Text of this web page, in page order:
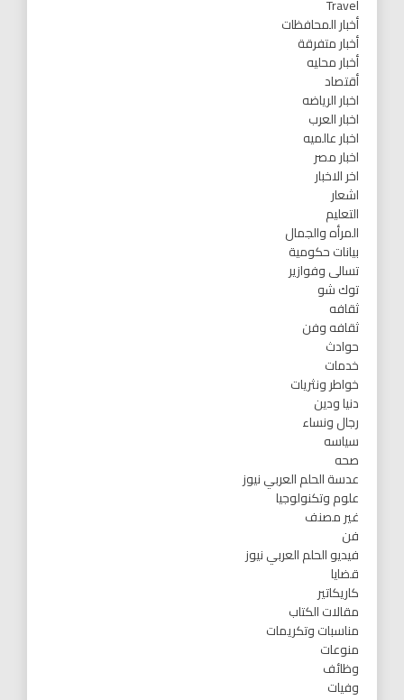
Travel
أخبار المحافظات
أخبار متفرقة
أخبار محليه
أقتصاد
اخبار الرياضه
اخبار العرب
اخبار عالميه
اخبار مصر
اخر الاخبار
اشعار
التعليم
المرأه والجمال
بيانات حكومية
تسالى وفوازير
توك شو
ثقافه
ثقافه وفن
حوادث
خدمات
خواطر ونثريات
دنيا ودين
رجال ونساء
سياسه
صحه
عدسة الحلم العربي نيوز
علوم وتكنولوجيا
غير مصنف
فن
فيديو الحلم العربي نيوز
قضايا
كاريكاتير
مقالات الكتاب
مناسبات وتكريمات
منوعات
وظائف
وفيات